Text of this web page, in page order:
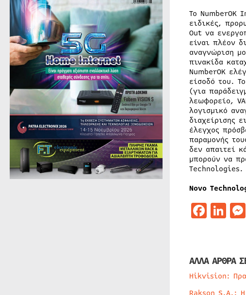
Το NumberOK
ειδικές,
Out να
είναι πλέον
αναγνώριση
πινακίδα
NumberOK
είσοδό του.
(για
λεωφορείο,
λογισμικό
διαχείρισης
έλεγχος
παραμονής
δεν απαιτεί
μπορούν να
Technologies.
Novo
ΑΛΛΑ ΑΡΘΡΑ
Hikvision: